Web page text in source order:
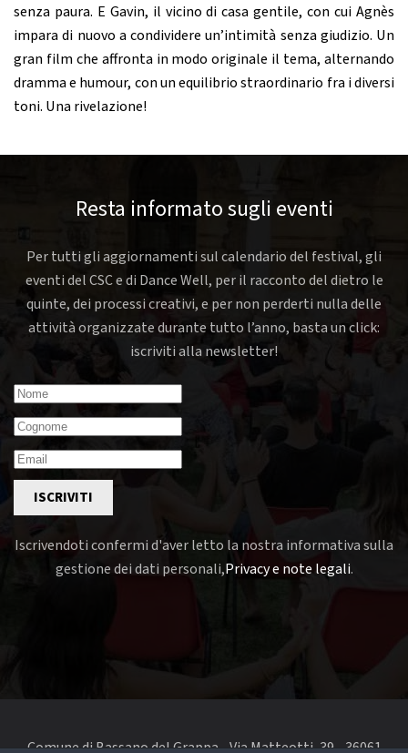
senza paura. E Gavin, il vicino di casa gentile, con cui Agnès
impara di nuovo a condividere un’intimità senza giudizio. Un
gran film che affronta in modo originale il tema, alternando
dramma e humour, con un equilibrio straordinario fra i diversi
toni. Una rivelazione!
Resta informato sugli eventi
Per tutti gli aggiornamenti sul calendario del festival, gli
eventi del CSC e di Dance Well, per il racconto del dietro le
quinte, dei processi creativi, e per non perderti nulla delle
attività organizzate durante tutto l’anno, basta un click:
iscriviti alla newsletter!
ISCRIVITI
Iscrivendoti confermi d'aver letto la nostra informativa sulla
gestione dei dati personali,Privacy e note legali.
Comune di Bassano del Grappa - Via Matteotti, 39 - 36061